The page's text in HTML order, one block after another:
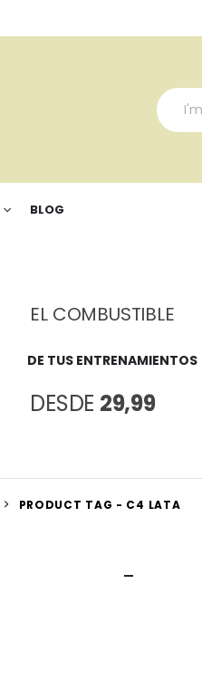
BLOG
EL COMBUSTIBLE
DE TUS ENTRENAMIENTOS
DESDE 29,99
PRODUCT TAG - C4 LATA